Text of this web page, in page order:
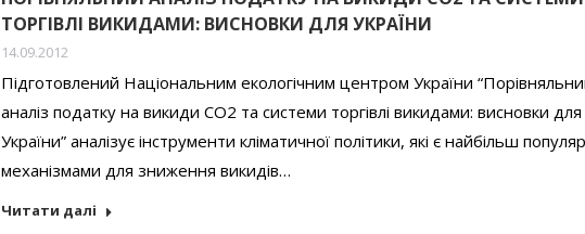
ТОРГІВЛІ ВИКИДАМИ: ВИСНОВКИ ДЛЯ УКРАЇНИ
14.09.2012
Підготовлений Національним екологічним центром України
аналіз податку на викиди CO2 та системи торгівлі викидами: висновки для
України” аналізує інструменти кліматичної політики, які є найбільш
механізмами для зниження викидів…
Читати далі